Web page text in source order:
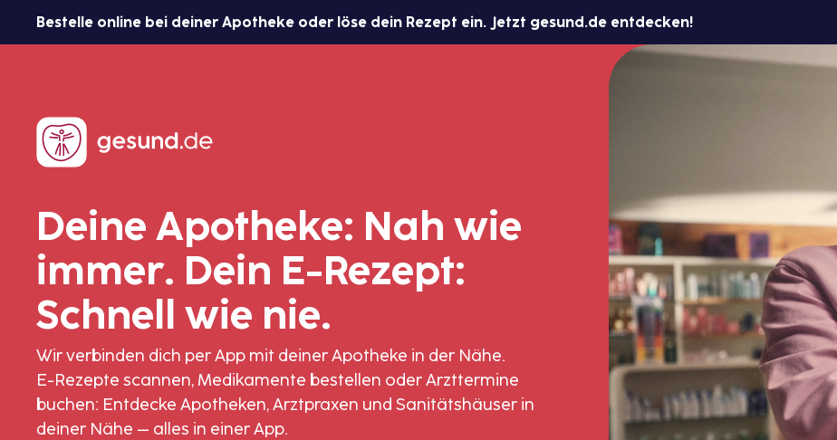
Bestelle online bei deiner Apotheke oder löse dein Rezept ein. Jetzt gesund.de entdecken!
Deine Apotheke: Nah wie
immer. Dein E-Rezept:
Schnell wie nie.
Wir verbinden dich per App mit deiner Apotheke in der Nähe.
E-Rezepte scannen, Medikamente bestellen oder Arzttermine
buchen: Entdecke Apotheken, Arztpraxen und Sanitätshäuser in
deiner Nähe – alles in einer App.